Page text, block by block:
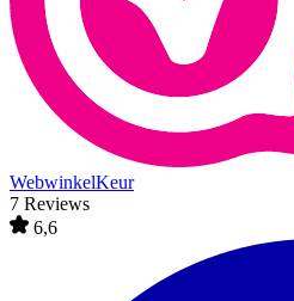
WebwinkelKeur
7 Reviews
6,6